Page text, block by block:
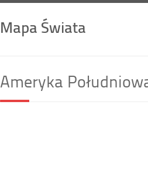
Mapa Świata
Ameryka